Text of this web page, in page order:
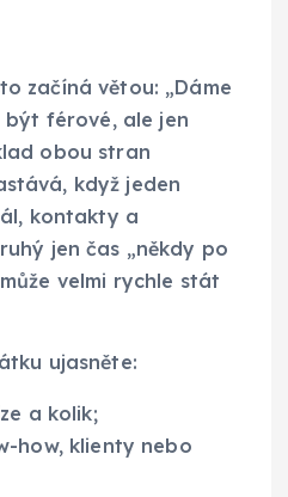
začíná větou: „Dáme
být férové, ale jen
obou stran
když jeden
kontakty a
jen čas „někdy po
velmi rychle stát
ujasněte:
a kolik;
how, klienty nebo